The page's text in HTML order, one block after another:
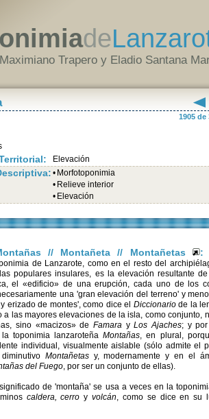
de
Maximiano Trapero y Eladio Santana
1905 de
Elevación
• Morfotoponimia
• Relieve interior
• Elevación
// Montañeta // Montañetas
:
de Lanzarote, como en el resto del
populares insulares, es la elevación resultante
el «edificio» de una erupción, cada uno de los
una 'gran elevación del terreno' y
erizado de montes', como dice el Diccionariode la
a las mayores elevaciones de la isla, como conjunto,
sino «macizos» de Famara yLos Ajaches; y
toponimia lanzaroteñaMontañas, en plural,
individual, visualmente aislable (sólo admite el
Montañetasy, modernamente y en el
del Fuego, por ser un conjunto de ellas).
de 'montaña' se usa a veces en la
caldera, cerro yvolcán, como se dice en su